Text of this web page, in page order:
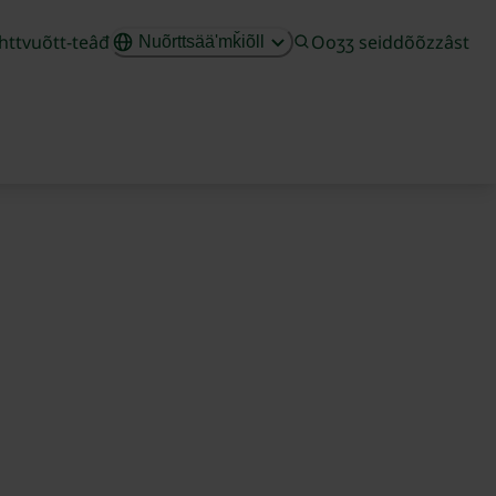
teâđ Nuõrttsääʹmǩiõll Ooʒʒ seiddõõzzâst